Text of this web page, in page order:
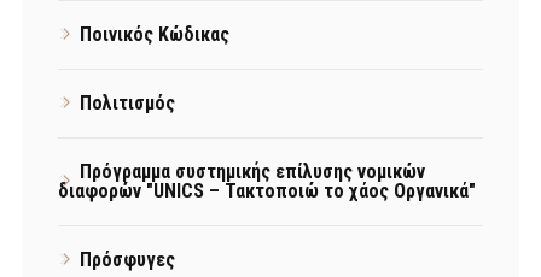
Ποινικός Κώδικας
Πολιτισμός
Πρόγραμμα συστημικής επίλυσης νομικών
διαφορών "UNICS – Τακτοποιώ το χάος Οργανικά"
Πρόσφυγες